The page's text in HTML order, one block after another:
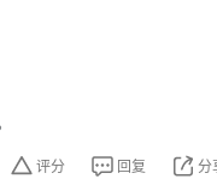
评分 回复 分